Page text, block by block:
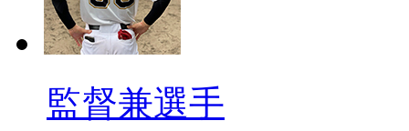
監督兼選手